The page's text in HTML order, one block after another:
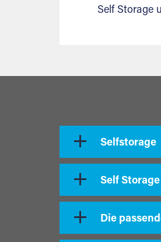
Self Storage
Selfstorage
Self
Die